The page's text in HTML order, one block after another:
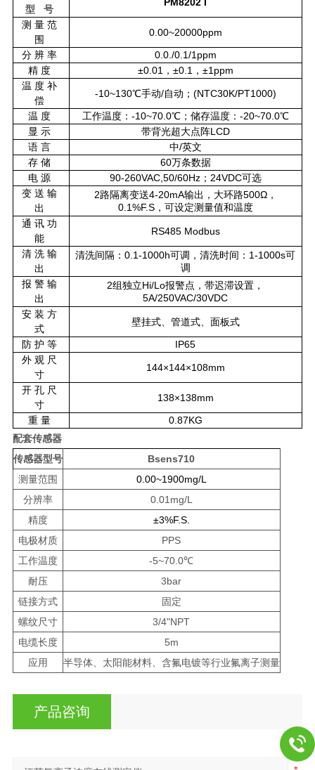
型 号
测量范
围
0.00~20000ppm
分辨率
0.0./0.1/1ppm
精度
±0.01，±0.1，±1ppm
温度补
偿
-10~130℃手动/自动；(NTC30K/PT1000)
温度
工作温度：-10~70.0℃；储存温度：-20~70.0℃
显示
带背光超大点阵LCD
语言
中/英文
存储
60万条数据
电源
90-260VAC,50/60Hz；24VDC可选
变送输
出
2路隔离变送4-20mA输出，大环路500Ω，
0.1%F.S，可设定测量值和温度
通讯功
能
RS485 Modbus
清洗输
出
清洗间隔：0.1-1000h可调，清洗时间：1-1000s可
调
报警输
出
2组独立Hi/Lo报警点，带迟滞设置，
5A/250VAC/30VDC
安装方
式
壁挂式、管道式、面板式
防护等
IP65
外观尺
寸
144×144×108mm
开孔尺
寸
138×138mm
重量
0.87KG
配套传感器
传感器型号
Bsens710
测量范围
0.00~1900mg/L
分辨率
0.01mg/L
精度
±3%F.S.
电极材质
PPS
工作温度
-5~70.0℃
耐压
3bar
链接方式
固定
螺纹尺寸
3/4"NPT
电缆长度
5m
应用
半导体、太阳能材料、含氟电镀等行业氟离子测量
产品咨询